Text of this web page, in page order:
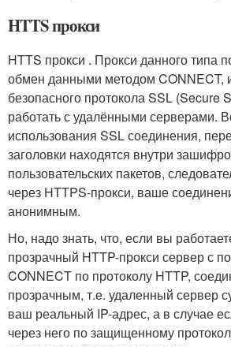
HTTS прокси
HTTS прокси . Прокси данного типа
обмен данными методом CONNECT,
безопасного протокола SSL (Secure
работать с удалёнными серверами.
использования SSL соединения,
заголовки находятся внутри
пользовательских пакетов,
через HTTPS-прокси, ваше
анонимным.
Но, надо знать, что, если вы
прозрачный HTTP-прокси сервер с
CONNECT по протоколу HTTP,
прозрачным, т.е. удаленный сервер
ваш реальный IP-адрес, а в случае
через него по защищенному